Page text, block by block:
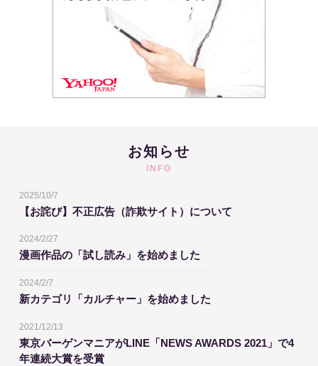
お知らせ
INFO
2025/10/7
【お詫び】不正広告（詐欺サイト）について
2024/2/27
漫画作品の「試し読み」を始めました
2024/2/7
新カテゴリ「カルチャー」を始めました
2021/12/13
東京バーゲンマニアがLINE「NEWS AWARDS 2021」で4
年連続大賞を受賞